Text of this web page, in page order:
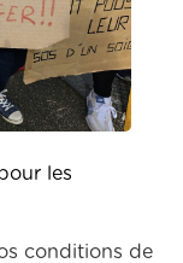
les
conditions de